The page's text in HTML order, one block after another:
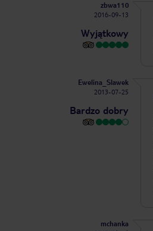
zbwa110
2016-09-13
Wyjątkowy
Ewelina_Slawek
2013-07-25
Bardzo dobry
mchanka